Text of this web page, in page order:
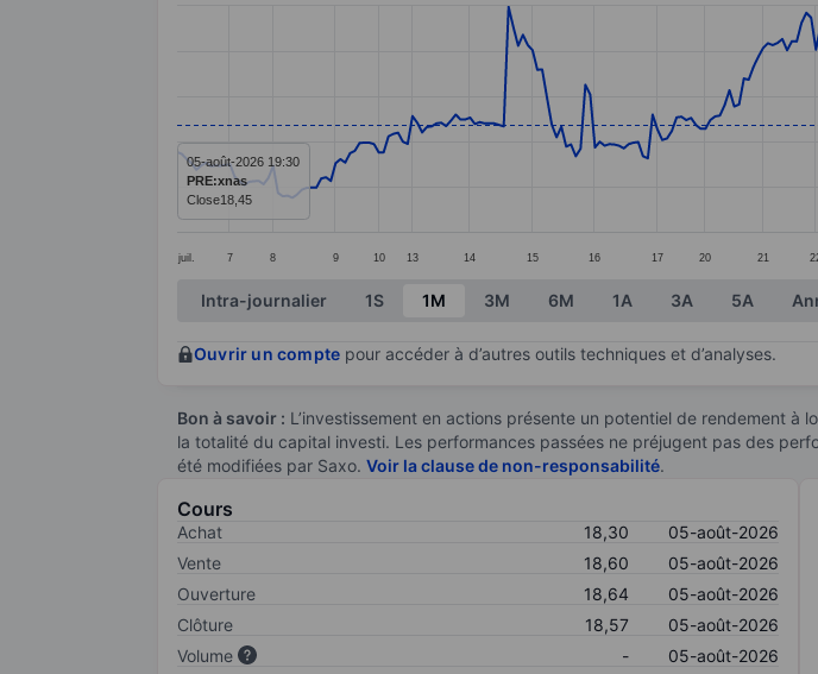
The chart has 1 X axis displaying categories.
The chart has 1 Y axis displaying values. Data ranges from 16.13 to
juil. 7 8 9 10 13 14 15 16 17 20 21
05-août-2026 19:30
PRE:xnas
Close18,45
End of interactive chart.
Intra-journalier 1S 1M 3M 6M 1A 3A 5A
Ouvrir un compte pour accéder à d’autres outils techniques et d’analyses.
Bon à savoir : L’investissement en actions présente un potentiel de rendement à
la totalité du capital investi. Les performances passées ne préjugent pas des
été modifiées par Saxo. Voir la clause de non-responsabilité.
Cours
Achat 18,30
05-août-2026
Vente
18,60
05-août-2026
Ouverture
18,64
05-août-2026
Clôture
18,57
05-août-2026
Volume
-
05-août-2026